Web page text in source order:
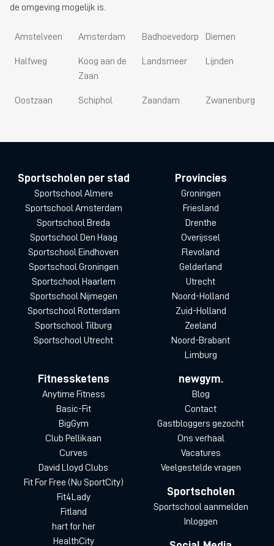
de omgeving mogelijk is.
Amstelveen Amsterdam Badhoevedorp Diemen
Halfweg
Koog aan de
Zaan
Landsmeer Lijnden
Oostzaan Schiphol Zaandam Zwanenburg
Sportscholen per stad
Sportschool Almere
Sportschool Amsterdam
Sportschool Breda
Sportschool Den Haag
Sportschool Eindhoven
Sportschool Groningen
Sportschool Haarlem
Sportschool Nijmegen
Sportschool Rotterdam
Sportschool Tilburg
Sportschool Utrecht
Provincies
Groningen
Friesland
Drenthe
Overijssel
Flevoland
Gelderland
Utrecht
Noord-Holland
Zuid-Holland
Zeeland
Noord-Brabant
Limburg
Fitnessketens
Anytime Fitness
Basic-Fit
BigGym
Club Pellikaan
Curves
David Lloyd Clubs
Fit For Free (Nu SportCity)
Fit4Lady
Fitland
hart for her
HealthCity
newgym.
Blog
Contact
Gastbloggers gezocht
Ons verhaal
Vacatures
Veelgestelde vragen
Sportscholen
Sportschool aanmelden
Inloggen